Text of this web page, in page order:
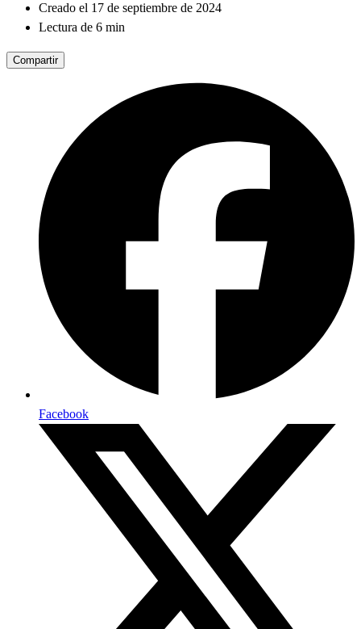
Creado el 17 de septiembre de 2024
Lectura de 6 min
Compartir
Facebook